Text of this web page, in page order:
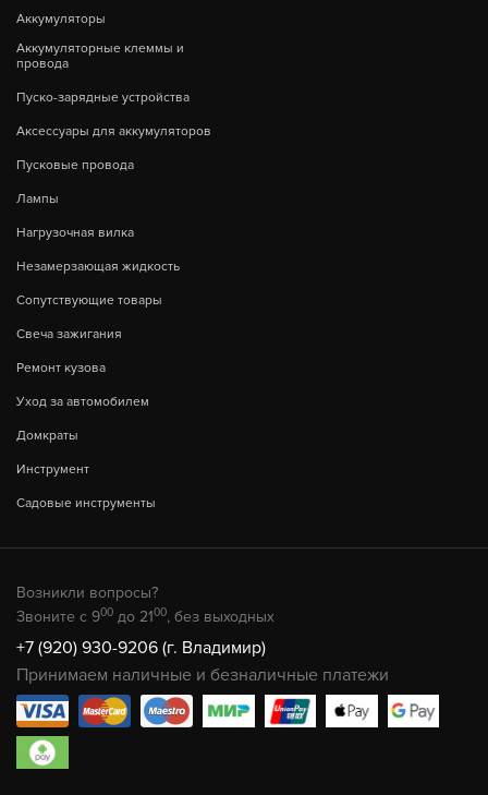
Аккумуляторы
Аккумуляторные клеммы и
провода
Пуско-зарядные устройства
Аксессуары для аккумуляторов
Пусковые провода
Лампы
Нагрузочная вилка
Незамерзающая жидкость
Сопутствующие товары
Свеча зажигания
Ремонт кузова
Уход за автомобилем
Домкраты
Инструмент
Садовые инструменты
Возникли вопросы?
Звоните с 900 до 2100, без выходных
+7 (920) 930-9206 (г. Владимир)
Принимаем наличные и безналичные платежи